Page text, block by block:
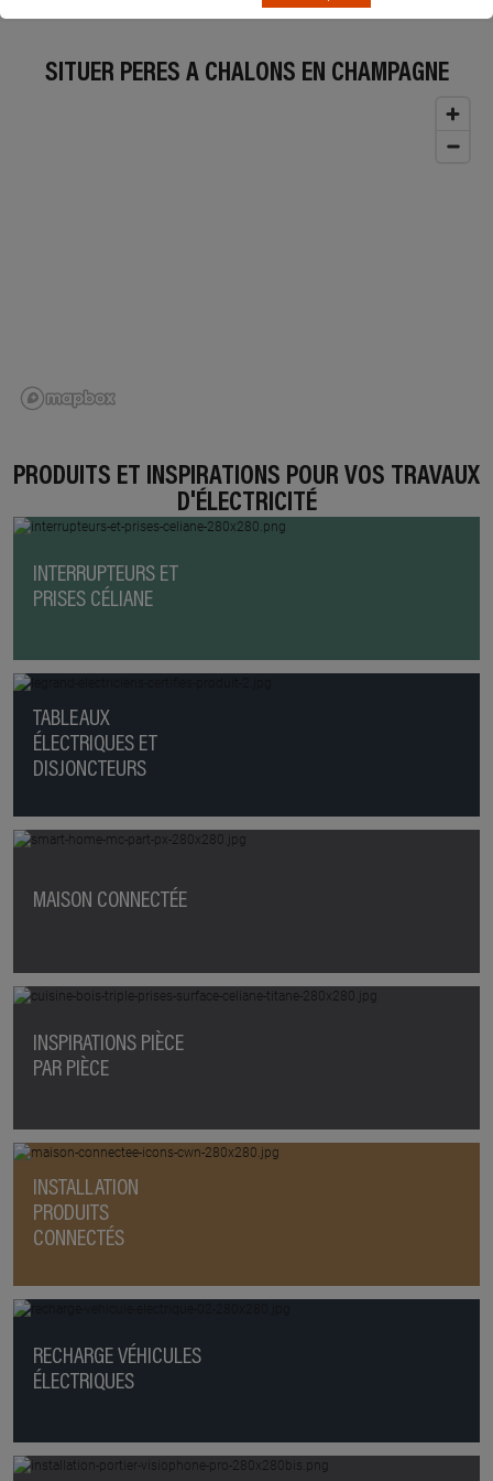
SITUER PERES À CHALONS EN CHAMPAGNE
PRODUITS ET INSPIRATIONS POUR VOS TRAVAUX
D'ÉLECTRICITÉ
INTERRUPTEURS ET
PRISES CÉLIANE
TABLEAUX
ÉLECTRIQUES ET
DISJONCTEURS
MAISON CONNECTÉE
INSPIRATIONS PIÈCE
PAR PIÈCE
INSTALLATION
PRODUITS
CONNECTÉS
RECHARGE VÉHICULES
ÉLECTRIQUES